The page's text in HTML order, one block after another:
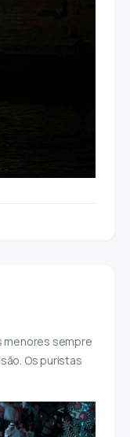
menores sempre
Os puristas